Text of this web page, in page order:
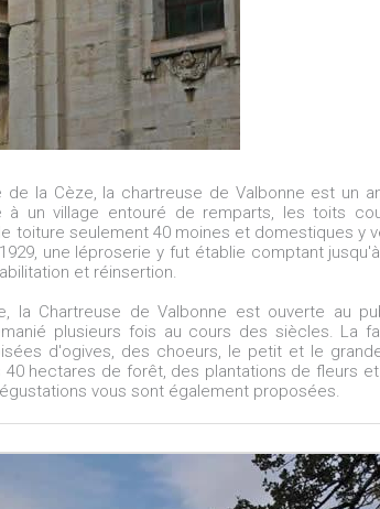
de la Cèze, la chartreuse de Valbonne est un
à un village entouré de remparts, les toits
toiture seulement 40 moines et domestiques y
une léproserie y fut établie comptant
et réinsertion.
la Chartreuse de Valbonne est ouverte au
plusieurs fois au cours des siècles. La
d'ogives, des choeurs, le petit et le
hectares de forêt, des plantations de fleurs
vous sont également proposées.